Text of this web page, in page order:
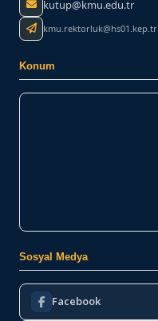
kutup@kmu.edu.tr
kmu.rektorluk@hs01.kep.tr
Konum
Sosyal Medya
Facebook